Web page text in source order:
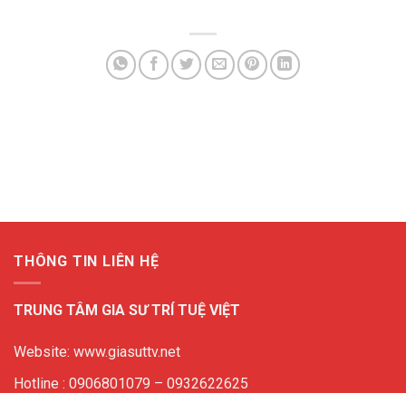
THÔNG TIN LIÊN HỆ
TRUNG TÂM GIA SƯ TRÍ TUỆ VIỆT
Website: www.giasuttv.net
Hotline : 0906801079 – 0932622625